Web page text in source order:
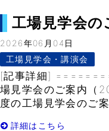
工場見学会の
2026年06月04日
工場見学会・講演会
[記事詳細]
場見学会のご案内（
度の工場見学会のご
詳細はこちら